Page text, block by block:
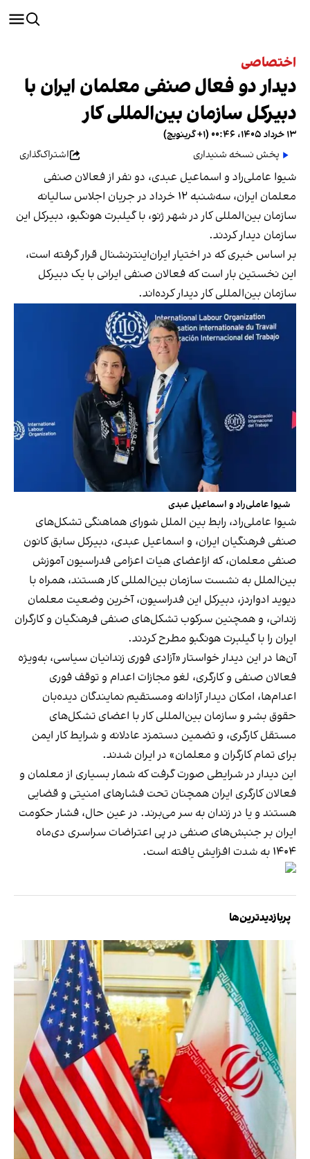
اختصاصی
دیدار دو فعال صنفی معلمان ایران با
دبیرکل سازمان بین‌المللی کار
۱۳ خرداد ۱۴۰۵، ۰۰:۴۶ (‎+۱ گرینویچ)
پخش نسخه شنیداری
اشتراک‌گذاری
شیوا عاملی‌راد و اسماعیل عبدی، دو نفر از فعالان صنفی
معلمان ایران، سه‌شنبه ۱۲ خرداد در جریان اجلاس سالیانه
سازمان بین‌المللی کار در شهر ژنو، با گیلبرت هونگبو، دبیرکل این
سازمان دیدار کردند.
بر اساس خبری که در اختیار ایران‌اینترنشنال قرار گرفته است،
این نخستین بار است که فعالان صنفی ایرانی با یک دبیرکل
سازمان بین‌المللی کار دیدار کرده‌اند.
شیوا عاملی‌راد و اسماعیل عبدی
شیوا عاملی‌راد، رابط بین الملل شورای هماهنگی تشکل‌های
صنفی فرهنگیان ایران، و اسماعیل عبدی، دبیرکل سابق کانون
صنفی معلمان، که ازاعضای هیات اعزامی فدراسیون آموزش
بین‌الملل به نشست سازمان بین‌المللی کار هستند، همراه با
دیوید ادواردز، دبیرکل این فدراسیون، آخرین وضعیت معلمان
زندانی، و همچنین سرکوب تشکل‌های صنفی فرهنگیان و کارگران
ایران را با گیلبرت هونگبو مطرح کردند.
آن‌ها در این دیدار خواستار «آزادی فوری زندانیان سیاسی، به‌ویژه
فعالان صنفی و کارگری، لغو مجازات اعدام و توقف فوری
اعدام‌ها، امکان دیدار آزادانه ومستقیم نمایندگان دیده‌بان
حقوق بشر و سازمان بین‌المللی کار با اعضای تشکل‌های
مستقل کارگری، و تضمین دستمزد عادلانه و شرایط کار ایمن
برای تمام کارگران و معلمان» ‌در ایران شدند.
این دیدار در شرایطی صورت گرفت که شمار بسیاری از معلمان و
فعالان کارگری ایران همچنان تحت فشارهای امنیتی و قضایی
هستند و یا در زندان به سر می‌برند. در عین حال، فشار حکومت
ایران بر جنبش‌های صنفی در پی اعتراضات سراسری دی‌ماه
۱۴۰۴ به شدت افزایش یافته است.
پربازدیدترین‌ها